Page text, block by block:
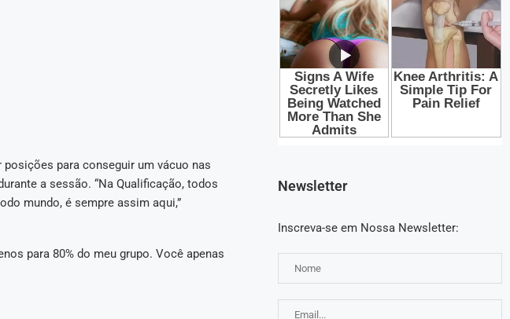
para conseguir um vácuo nas
a sessão. “Na Qualificação, todos
mundo, é sempre assim aqui,”
para 80% do meu grupo. Você apenas
Newsletter
Inscreva-se em Nossa Newsletter: